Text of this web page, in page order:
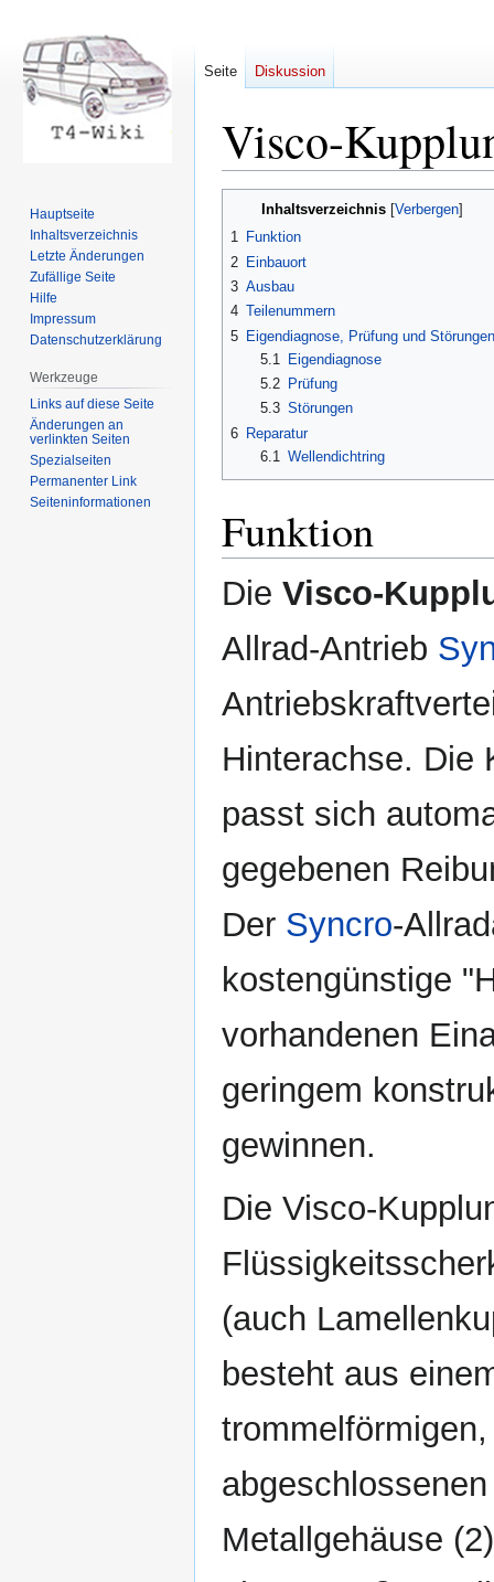
Visco-
Inhaltsverzeichnis
1 Funktion
2 Einbauort
3 Ausbau
4 Teilenummern
5 Eigendiagnose, Prüfung und Störungen
5.1
Eigendiagnose
5.2
Prüfung
5.3 Störungen
6 Reparatur
6.1 Wellendichtring
Funktion
Die Visco-
Allrad-Antrieb
Hinterachse. Die
passt sich
gegebenen
Der Syncro-
kostengünstige
vorhandenen
geringem
gewinnen.
Die Visco-
(auch
besteht aus
abgeschlossenen
Metallgehäuse
Seite Diskussion
Hauptseite
Inhaltsverzeichnis
Letzte Änderungen
Zufällige Seite
Hilfe
Impressum
Datenschutzerklärung
Werkzeuge
Links auf diese Seite
Änderungen an
verlinkten Seiten
Spezialseiten
Permanenter Link
Seiten­informationen